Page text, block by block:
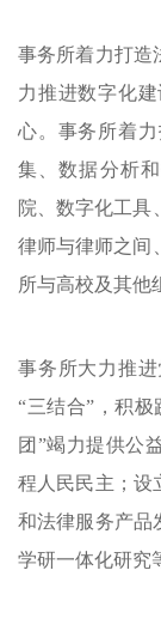
事务所着力打造
力推进数字化
心。事务所着
集、数据分析
院、数字化工具
律师与律师之间
所与高校及其他
事务所大力推
“三结合”，积
团”竭力提供公
程人民民主；设
和法律服务产品
学研一体化研究